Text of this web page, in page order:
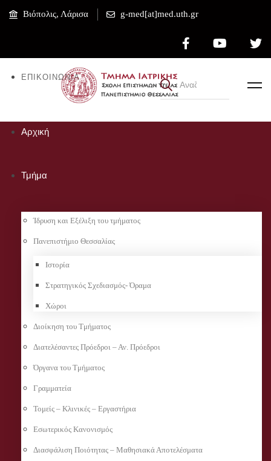
Βιόπολις, Λάρισα g-med[at]med.uth.gr
ΕΠΙΚΟΙΝΩΝΊΑ
Αρχική
Τμήμα
Ίδρυση και Εξέλιξη του τμήματος
Πανεπιστήμιο Θεσσαλίας
Ιστορία
Στρατηγικός Σχεδιασμός- Όραμα
Χώροι
Διοίκηση του Τμήματος
Διατελέσαντες Πρόεδροι – Αν. Πρόεδροι
Όργανα του Τμήματος
Γραμματεία
Τομείς – Κλινικές – Εργαστήρια
Εσωτερικός Κανονισμός
Διασφάλιση Ποιότητας – Μαθησιακά Αποτελέσματα